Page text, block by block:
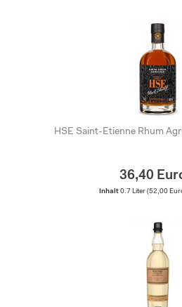
HSE Saint-Etienne Rhum
36,40
Inhalt 0.7 Liter (52,00